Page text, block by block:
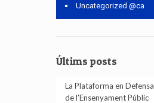
Uncategorized @ca
Últims posts
La Plataforma en Defensa
de l’Ensenyament Públic